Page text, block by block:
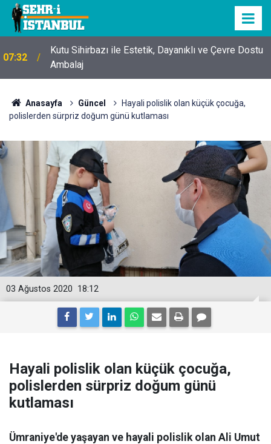
07:32
Kutu Sihirbazı ile Estetik, Dayanıklı ve Çevre Dostu
Ambalaj
Anasayfa Güncel
Hayali polislik olan küçük çocuğa,
polislerden sürpriz doğum günü kutlaması
18:12
03 Ağustos 2020
Hayali polislik olan küçük çocuğa,
polislerden sürpriz doğum günü
kutlaması
Ümraniye'de yaşayan ve hayali polislik olan Ali Umut